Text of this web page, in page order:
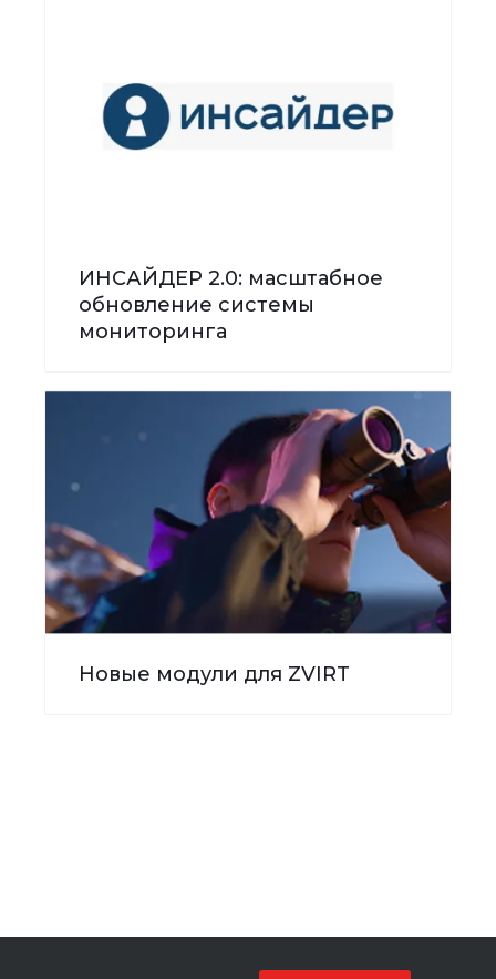
ИНСАЙДЕР 2.0: масштабное
обновление системы
мониторинга
Новые модули для ZVIRT